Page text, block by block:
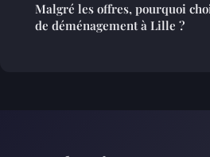
Malgré les offres, pourquoi
de déménagement à Lille ?